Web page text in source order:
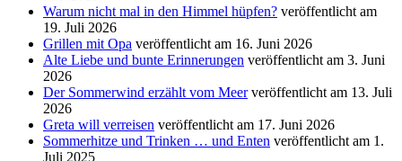
Warum nicht mal in den Himmel hüpfen? veröffentlicht am
19. Juli 2026
Grillen mit Opa veröffentlicht am 16. Juni 2026
Alte Liebe und bunte Erinnerungen veröffentlicht am 3. Juni
2026
Der Sommerwind erzählt vom Meer veröffentlicht am 13. Juli
2026
Greta will verreisen veröffentlicht am 17. Juni 2026
Sommerhitze und Trinken … und Enten veröffentlicht am 1.
Juli 2025